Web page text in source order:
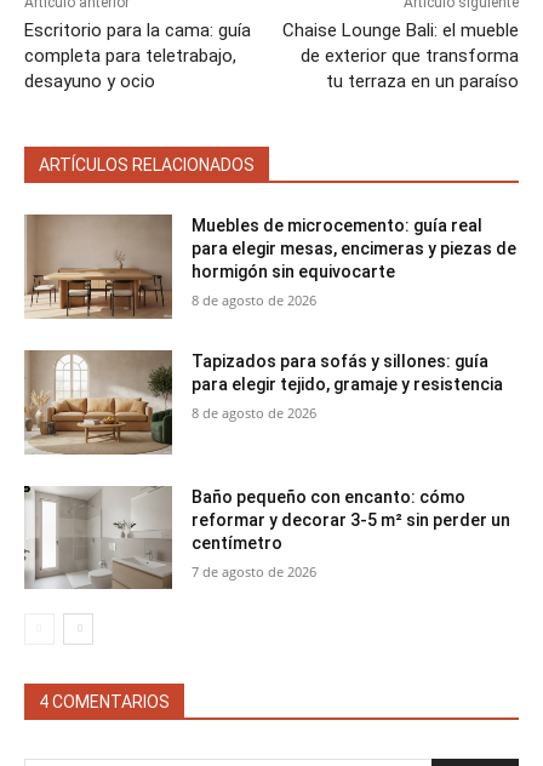
Escritorio para la cama: guía
completa para teletrabajo,
desayuno y ocio
Chaise Lounge Bali: el mueble
de exterior que transforma
tu terraza en un paraíso
ARTÍCULOS RELACIONADOS
Muebles de microcemento: guía real
para elegir mesas, encimeras y piezas de
hormigón sin equivocarte
8 de agosto de 2026
Tapizados para sofás y sillones: guía
para elegir tejido, gramaje y resistencia
8 de agosto de 2026
Baño pequeño con encanto: cómo
reformar y decorar 3-5 m² sin perder un
centímetro
7 de agosto de 2026
4 COMENTARIOS